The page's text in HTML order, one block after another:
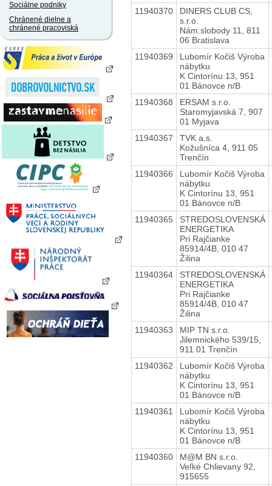
Sociálne podniky
Chránené dielne a
chránené pracoviská
11940370
DINERS CLUB CS,
s.r.o.
Nám.slobody 11, 811
06 Bratislava
11940369
Lubomír Kočiš Výroba
nábytku
K Cintorínu 13, 951
01 Bánovce n/B
11940368
ERSAM s.r.o.
Staromyjavská 7, 907
01 Myjava
11940367
TVK a.s.
Kožušníca 4, 911 05
Trenčín
11940366
Lubomír Kočiš Výroba
nábytku
K Cintorínu 13, 951
01 Bánovce n/B
11940365
STREDOSLOVENSKÁ
ENERGETIKA
Pri Rajčianke
85914/4B, 010 47
Žilina
11940364
STREDOSLOVENSKÁ
ENERGETIKA
Pri Rajčianke
85914/4B, 010 47
Žilina
11940363
MIP TN s.r.o.
Jilemnického 539/15,
911 01 Trenčín
11940362
Lubomír Kočiš Výroba
nábytku
K Cintorínu 13, 951
01 Bánovce n/B
11940361
Lubomír Kočiš Výroba
nábytku
K Cintorínu 13, 951
01 Bánovce n/B
11940360
M@M BN s.r.o.
Veľké Chlievany 92,
915655